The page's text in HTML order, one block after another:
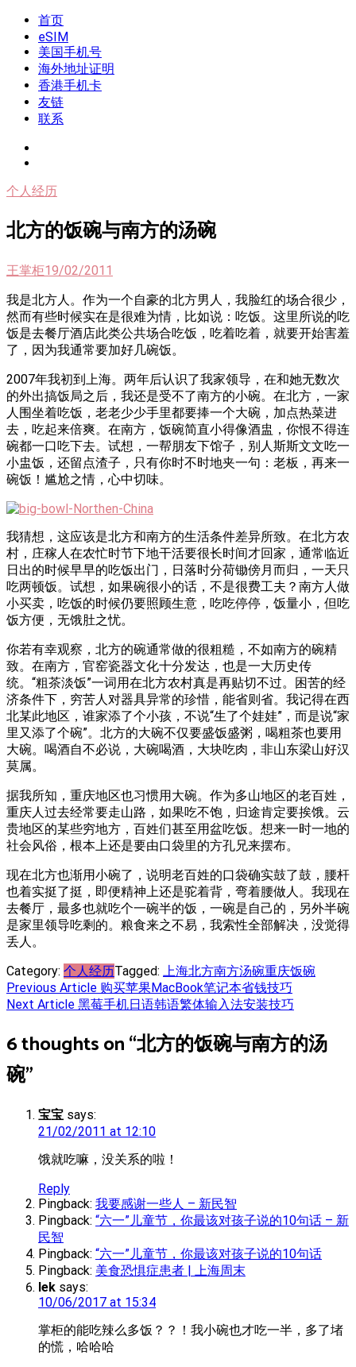
Skip
content
我是王掌柜
新闻酸菜馆|极客电台|自媒体联盟
首页
eSIM
美国手机号
海外地址证明
香港手机卡
友链
联系
个人经历
北方的饭碗与南方的汤碗
王掌柜19/02/2011
我是北方人。作为一个自豪的北方男人，我脸红的场合很少，
然而有些时候实在是很难为情，比如说：吃饭。这里所说的吃
饭是去餐厅酒店此类公共场合吃饭，吃着吃着，就要开始害羞
了，因为我通常要加好几碗饭。
2007年我初到上海。两年后认识了我家领导，在和她无数次
的外出搞饭局之后，我还是受不了南方的小碗。在北方，一家
人围坐着吃饭，老老少少手里都要捧一个大碗，加点热菜进
去，吃起来倍爽。在南方，饭碗简直小得像酒盅，你恨不得连
碗都一口吃下去。试想，一帮朋友下馆子，别人斯斯文文吃一
小盅饭，还留点渣子， 只有你时不时地夹一句：老板，再来一
碗饭！尴尬之情，心中切味。
我猜想，这应该是北方和南方的生活条件差异所致。在北方农
村，庄稼人在农忙时节下地干活要很长时间才回家，通常临近
日出的时候早早的吃饭出门，日落时分荷锄傍月而归，一天只
吃两顿饭。试想，如果碗很小的话，不是很费工夫？南方人做
小买卖，吃饭的时候仍要照顾生意，吃吃停停，饭量小，但吃
饭方便，无饿肚之忧。
你若有幸观察，北方的碗通常做的很粗糙，不如南方的碗精
致。在南方，官窑瓷器文化十分发达，也是一大历史传
统。“粗茶淡饭”一词用在北方农村真是再贴切不过。困苦的经
济条件下，穷苦人对器具异常的珍惜，能省则省。我记得在西
北某此地区，谁家添了个小孩，不说“生了个娃娃”，而是说“家
里又添了个碗”。北方的大碗不仅要盛饭盛粥，喝粗茶也要用
大碗。喝酒自不必说，大碗喝酒，大块吃肉，非山东梁山好汉
莫属。
据我所知，重庆地区也习惯用大碗。作为多山地区的老百姓，
重庆人过去经常要走山路，如果吃不饱，归途肯定要挨饿。云
贵地区的某些穷地方，百姓们甚至用盆吃饭。想来一时一地的
社会风俗，根本上还是要由口袋里的方孔兄来摆布。
现在北方也渐用小碗了，说明老百姓的口袋确实鼓了鼓，腰杆
也着实挺了挺，即便精神上还是驼着背，弯着腰做人。我现在
去餐厅，最多也就吃个一碗半的饭，一碗是自己的，另外半碗
是家里领导吃剩的。粮食来之不易，我索性全部解决，没觉得
丢人。
Category: 个人经历Tagged: 上海北方南方汤碗重庆饭碗
Post
Previous Article 购买苹果MacBook笔记本省钱技巧
Next Article 黑莓手机日语韩语繁体输入法安装技巧
6 thoughts on “北方的饭碗与南方的汤
碗”
宝宝 says:
21/02/2011 at 12:10
饿就吃嘛，没关系的啦！
Reply
Pingback: 我要感谢一些人 – 新民智
Pingback: “六一”儿童节，你最该对孩子说的10句话 – 新
民智
Pingback: “六一”儿童节，你最该对孩子说的10句话
Pingback: 美食恐惧症患者 | 上海周末
lek says:
10/06/2017 at 15:34
掌柜的能吃辣么多饭？？！我小碗也才吃一半，多了堵
的慌，哈哈哈